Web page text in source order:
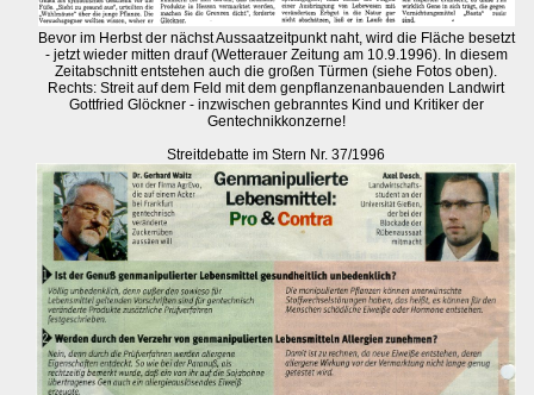
Bevor im Herbst der nächst Aussaatzeitpunkt naht, wird die Fläche besetzt
- jetzt wieder mitten drauf (Wetterauer Zeitung am 10.9.1996). In diesem
Zeitabschnitt entstehen auch die großen Türmen (siehe Fotos oben).
Rechts: Streit auf dem Feld mit dem genpflanzenanbauenden Landwirt
Gottfried Glöckner - inzwischen gebranntes Kind und Kritiker der
Gentechnikkonzerne!
Streitdebatte im Stern Nr. 37/1996